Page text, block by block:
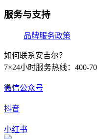
服务与支持
品牌服务政策
如何联系安吉尔？
7×24小时服务热线：400-
微信公众号
抖音
小红书